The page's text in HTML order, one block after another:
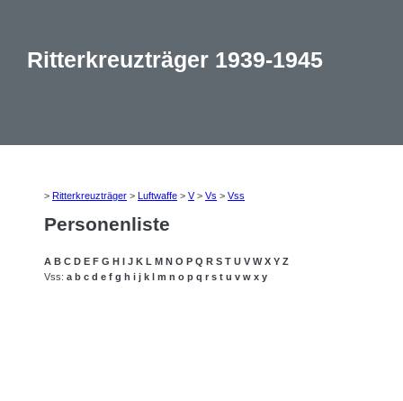
Ritterkreuzträger 1939-1945
> Ritterkreuzträger > Luftwaffe > V> Vs > Vss
Personenliste
A B C D E F G H I J K L M N O P Q R S T U V W X Y Z
Vss: a b c d e f g h i j k l m n o p q r s t u v w x y